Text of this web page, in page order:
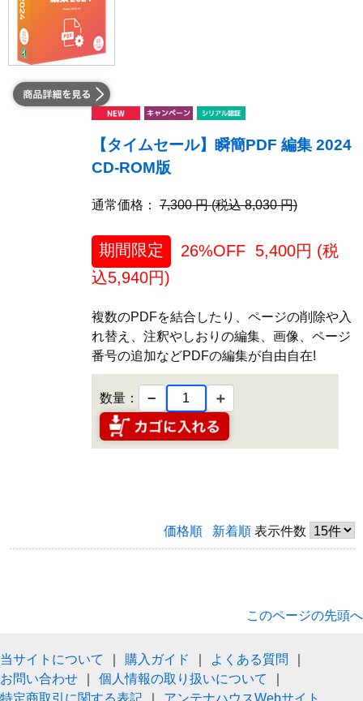
【タイムセール】瞬簡PDF 編集 2024
CD-ROM版
通常価格：7,300 円 (税込 8,030 円)
期間限定 26%OFF 5,400円 (税
込5,940円)
複数のPDFを結合したり、ページの削除や入
れ替え、注釈やしおりの編集、画像、ページ
番号の追加などPDFの編集が自由自在!
数量： − ＋
価格順 新着順 表示件数
このページの先頭へ
当サイトについて 購入ガイド よくある質問
お問い合わせ
個人情報の取り扱いについて
特定商取引に関する表記
アンテナハウスWebサイト